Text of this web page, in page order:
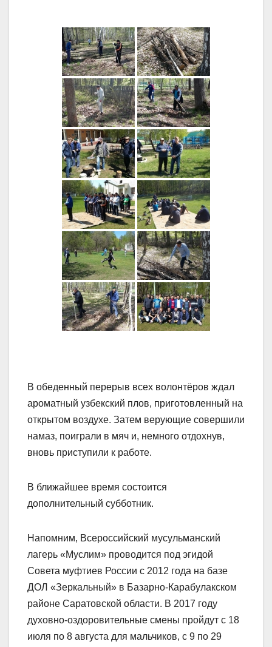
В обеденный перерыв всех волонтёров ждал
ароматный узбекский плов, приготовленный на
открытом воздухе. Затем верующие совершили
намаз, поиграли в мяч и, немного отдохнув,
вновь приступили к работе.
В ближайшее время состоится
дополнительный субботник.
Напомним, Всероссийский мусульманский
лагерь «Муслим» проводится под эгидой
Совета муфтиев России с 2012 года на базе
ДОЛ «Зеркальный» в Базарно-Карабулакском
районе Саратовской области. В 2017 году
духовно-оздоровительные смены пройдут с 18
июля по 8 августа для мальчиков, с 9 по 29